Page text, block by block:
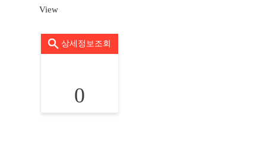
View
상세정보조회
0